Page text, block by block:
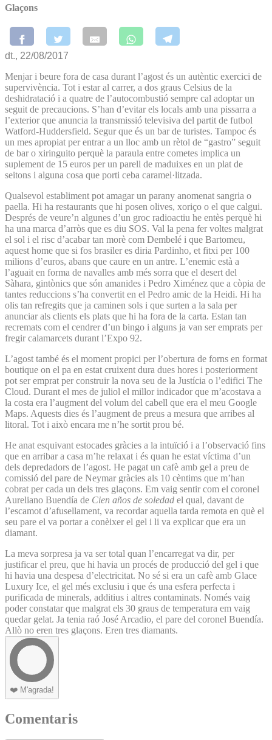
Glaçons
dt., 22/08/2017
Menjar i beure fora de casa durant l’agost és un autèntic exercici de
supervivència. Tot i estar al carrer, a dos graus Celsius de la
deshidratació i a quatre de l’autocombustió sempre cal adoptar un
seguit de precaucions. S’han d’evitar els locals amb una pissarra a
l’exterior que anuncia la transmissió televisiva del partit de futbol
Watford-Huddersfield. Segur que és un bar de turistes. Tampoc és
un mes apropiat per entrar a un lloc amb un rètol de “gastro” seguit
de bar o xiringuito perquè la paraula entre cometes implica un
suplement de 15 euros per un parell de maduixes en un plat de
seitons i alguna cosa que porti ceba caramel·litzada.
Qualsevol establiment pot amagar un parany anomenat sangria o
paella. Hi ha restaurants que hi posen olives, xoriço o el que calgui.
Després de veure’n algunes d’un groc radioactiu he entès perquè hi
ha una marca d’arròs que es diu SOS. Val la pena fer voltes malgrat
el sol i el risc d’acabar tan morè com Dembelé i que Bartomeu,
aquest home que si fos brasiler es diria Pardinho, et fitxi per 100
milions d’euros, abans que caure en un antre. L’enemic està a
l’aguait en forma de navalles amb més sorra que el desert del
Sàhara, gintònics que són amanides i Pedro Ximénez que a còpia de
tantes reduccions s’ha convertit en el Pedro amic de la Heidi. Hi ha
olis tan refregits que ja caminen sols i que surten a la sala per
anunciar als clients els plats que hi ha fora de la carta. Estan tan
recremats com el cendrer d’un bingo i alguns ja van ser emprats per
fregir calamarcets durant l’Expo 92.
L’agost també és el moment propici per l’obertura de forns en format
boutique on el pa en estat cruixent dura dues hores i posteriorment
pot ser emprat per construir la nova seu de la Justícia o l’edifici The
Cloud. Durant el mes de juliol el millor indicador que m’acostava a
la costa era l’augment del volum del cabell que era el meu Google
Maps. Aquests dies és l’augment de preus a mesura que arribes al
litoral. Tot i això encara me n’he sortit prou bé.
He anat esquivant estocades gràcies a la intuïció i a l’observació fins
que en arribar a casa m’he relaxat i és quan he estat víctima d’un
dels depredadors de l’agost. He pagat un cafè amb gel a preu de
comissió del pare de Neymar gràcies als 10 cèntims que m’han
cobrat per cada un dels tres glaçons. Em vaig sentir com el coronel
Aureliano Buendía de Cien años de soledad el qual, davant de
l’escamot d’afusellament, va recordar aquella tarda remota en què el
seu pare el va portar a conèixer el gel i li va explicar que era un
diamant.
La meva sorpresa ja va ser total quan l’encarregat va dir, per
justificar el preu, que hi havia un procés de producció del gel i que
hi havia una despesa d’electricitat. No sé si era un cafè amb Glace
Luxury Ice, el gel més exclusiu i que és una esfera perfecta i
purificada de minerals, additius i altres contaminats. Només vaig
poder constatar que malgrat els 30 graus de temperatura em vaig
quedar gelat. Ja tenia raó José Arcadio, el pare del coronel Buendía.
Allò no eren tres glaçons. Eren tres diamants.
❤️ M'agrada!
Comentaris